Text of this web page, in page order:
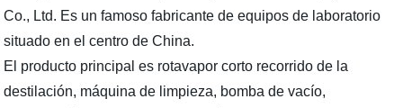
Co., Ltd. Es un famoso fabricante de equipos de laboratorio
situado en el centro de China.
El producto principal es rotavapor corto recorrido de la
destilación, máquina de limpieza, bomba de vacío,